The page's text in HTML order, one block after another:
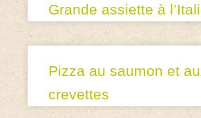
Grande assiette à
Pizza au saumon et
crevettes